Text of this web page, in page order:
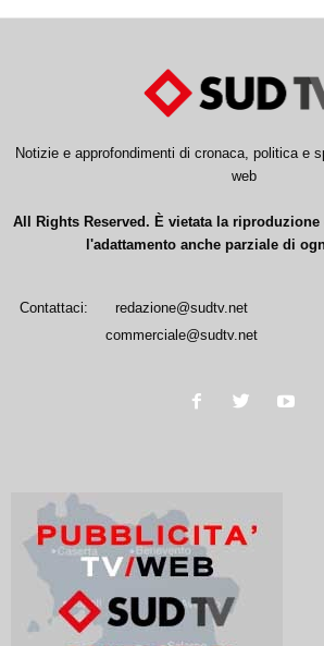
Notizie e approfondimenti di cronaca, politica e
web
All Rights Reserved. È vietata la
l'adattamento anche parziale di
Contattaci:
redazione@sudtv.net
commerciale@sudtv.net